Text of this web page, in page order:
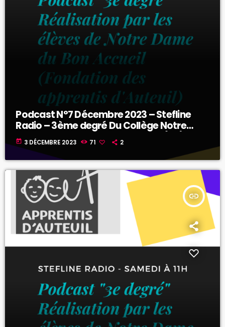
Podcast N°7 Décembre 2023 – Stefline
Radio – 3ème degré Du Collège Notre
Dame Du Bon Accueil de Gorges (44)
today 3 DÉCEMBRE 2023 71 2
insert_link